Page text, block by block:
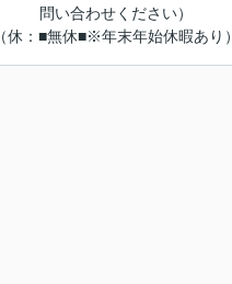
問い合わせください）
（休：■無休■※年末年始休暇あり）